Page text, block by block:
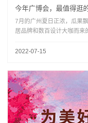
今年广博会，最值得逛
7月的广州夏日正浓，瓜果
居品牌和数百设计大咖而来
盛大召开。
2022-07-15